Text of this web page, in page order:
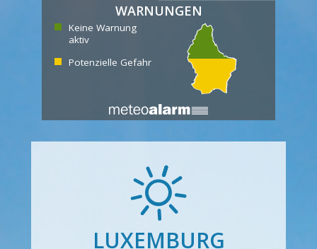
WARNUNGEN
Keine Warnung
aktiv
Potenzielle Gefahr
LUXEMBURG